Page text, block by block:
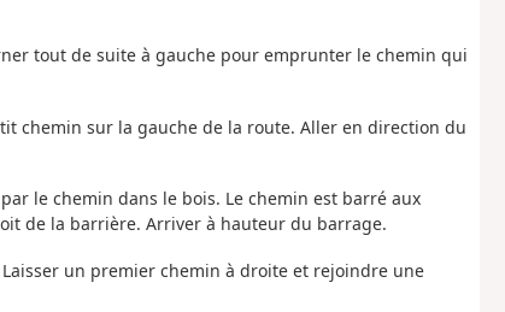
tout de suite à gauche pour emprunter le chemin qui
chemin sur la gauche de la route. Aller en direction du
le chemin dans le bois. Le chemin est barré aux
de la barrière. Arriver à hauteur du barrage.
un premier chemin à droite et rejoindre une